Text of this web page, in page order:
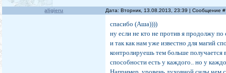
aligieru Дата: Вторник, 13.08.2013, 23:39 | Сообщение
спасибо (Аша))))
ну если не кто не против я продолжу по
и так как нам уже известно для магий
контролируешь тем больше получается
способности есть у каждого.. но у